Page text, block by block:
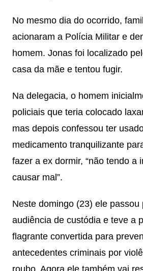
No mesmo dia do ocorrido,
acionaram a Polícia Militar e
homem. Jonas foi localizado
casa da mãe e tentou fugir.
Na delegacia, o homem
policiais que teria colocado
mas depois confessou ter
medicamento tranquilizante
fazer a ex dormir, “não tendo a
causar mal”.
Neste domingo (23) ele passou
audiência de custódia e teve a
flagrante convertida para
antecedentes criminais por